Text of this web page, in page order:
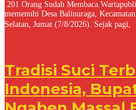
201 Orang Sudah Membaca
memenuhi Desa Balinuraga,
Selatan, Jumat (7/8/2026). Sejak pagi,
Tradisi Suci
Indonesia,